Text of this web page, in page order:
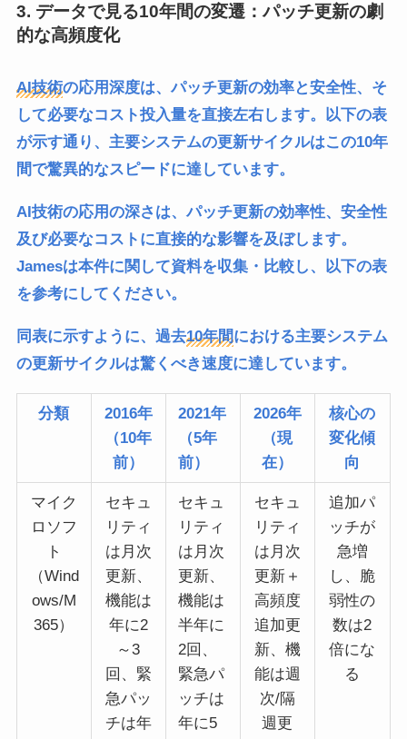
3. データで見る10年間の変遷：パッチ更新の劇
的な高頻度化
AI技術の応用深度は、パッチ更新の効率と安全性、そ
して必要なコスト投入量を直接左右します。以下の表
が示す通り、主要システムの更新サイクルはこの10年
間で驚異的なスピードに達しています。
AI技術の応用の深さは、パッチ更新の効率性、安全性
及び必要なコストに直接的な影響を及ぼします。
Jamesは本件に関して資料を収集・比較し、以下の表
を参考にしてください。
同表に示すように、過去10年間における主要システム
の更新サイクルは驚くべき速度に達しています。
分類
2016年
（10年
前）
2021年
（5年
前）
2026年
（現
在）
核心の
変化傾
向
マイク
ロソフ
ト
（Wind
ows/M
365）
セキュ
リティ
は月次
更新、
機能は
年に2
～3
回、緊
急パッ
チは年
セキュ
リティ
は月次
更新、
機能は
半年に
2回、
緊急パ
ッチは
年に5
セキュ
リティ
は月次
更新＋
高頻度
追加更
新、機
能は週
次/隔
週更
追加パ
ッチが
急増
し、脆
弱性の
数は2
倍にな
る